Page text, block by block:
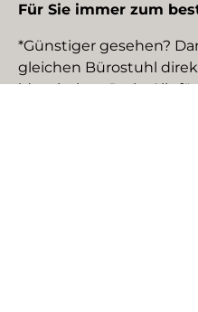
Für Sie immer zum
*Günstiger gesehen?
gleichen Bürostuhl
identischen Preis. Gilt